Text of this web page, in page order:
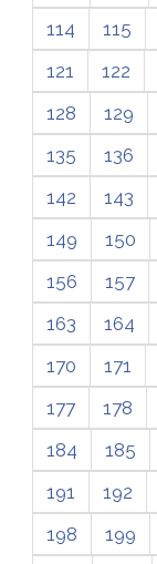
114
115
121
122
128
129
135
136
142
143
149
150
156
157
163
164
170
171
177
178
184
185
191
192
198
199